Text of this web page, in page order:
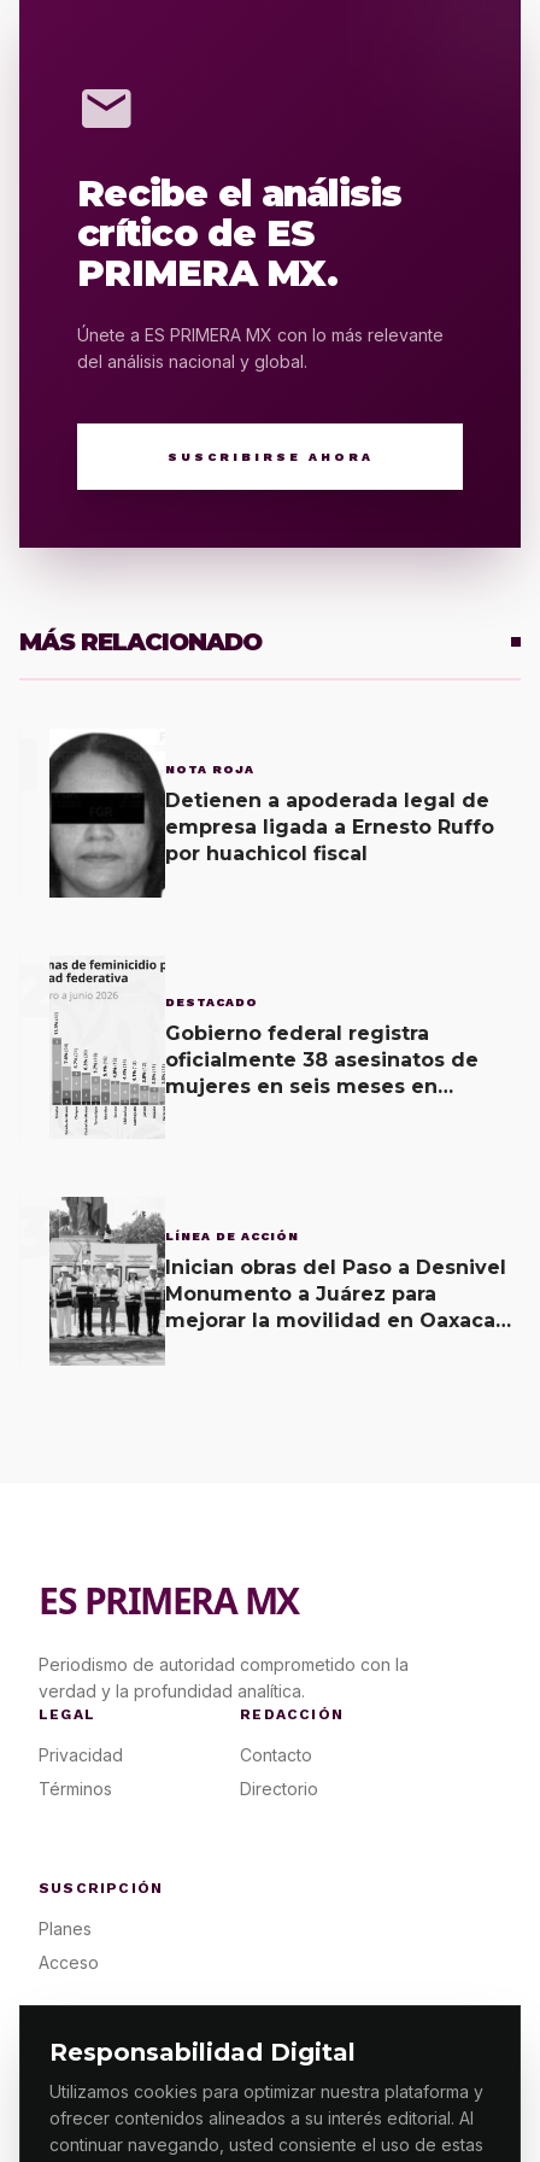
Responsabilidad Digital
Utilizamos cookies para optimizar nuestra plataforma y
ofrecer contenidos alineados a su interés editorial. Al
continuar navegando, usted consiente el uso de estas
mail
Recibe el análisis
crítico de ES
PRIMERA MX.
Únete a ES PRIMERA MX con lo más relevante
del análisis nacional y global.
SUSCRIBIRSE AHORA
MÁS RELACIONADO
NOTA ROJA
Detienen a apoderada legal de
empresa ligada a Ernesto Ruffo
por huachicol fiscal
2 DESTACADO
Gobierno federal registra
oficialmente 38 asesinatos de
mujeres en seis meses en
3 LÍNEA DE ACCIÓN
Inician obras del Paso a Desnivel
Monumento a Juárez para
mejorar la movilidad en Oaxaca
ES PRIMERA MX
Periodismo de autoridad comprometido con la
verdad y la profundidad analítica.
LEGAL
Privacidad
Términos
REDACCIÓN
Contacto
Directorio
SUSCRIPCIÓN
Planes
Acceso
© 2026 ES PRIMERA MX. ALGUNOS DERECHOS
RESERVADOS / DESIGNMAKING.MX